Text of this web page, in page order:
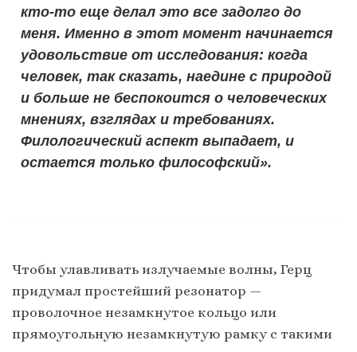
кто-то еще делал это все задолго до
меня. Именно в этот момент начинается
удовольствие от исследования: когда
человек, так сказать, наедине с природой
и больше не беспокоится о человеческих
мнениях, взглядах и требованиях.
Филологический аспект выпадает, и
остается только философский».
Чтобы улавливать излучаемые волны, Герц
придумал простейший резонатор —
проволочное незамкнутое кольцо или
прямоугольную незамкнутую рамку с такими